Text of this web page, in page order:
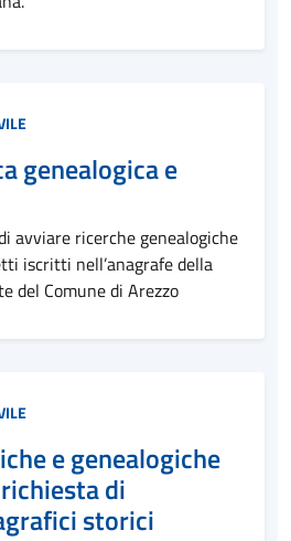
genealogica e
avviare ricerche genealogiche
iscritti nell’anagrafe della
del Comune di Arezzo
e genealogiche
di
storici